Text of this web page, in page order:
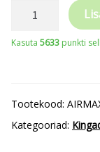
MTS
turvakingad
Kasuta 5633 punkti
Tootekood:
Kategooriad: